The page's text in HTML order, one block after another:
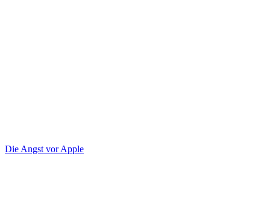
Die Angst vor Apple